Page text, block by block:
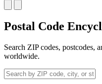
Postal Code
Search ZIP codes, postcodes,
worldwide.